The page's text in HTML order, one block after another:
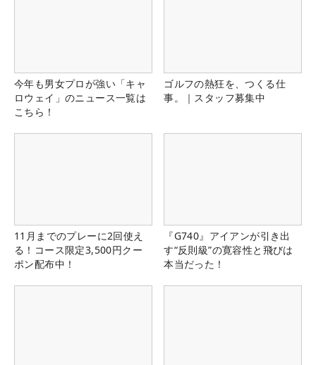
今年も男女プロが強い「キャ
ロウェイ」のニュース一覧は
こちら！
ゴルフの熱狂を、つくる仕
事。｜スタッフ募集中
11月までのプレーに2回使え
る！コース限定3,500円クー
ポン配布中！
『G740』アイアンが引き出
す“反則級”の寛容性と飛びは
本当だった！